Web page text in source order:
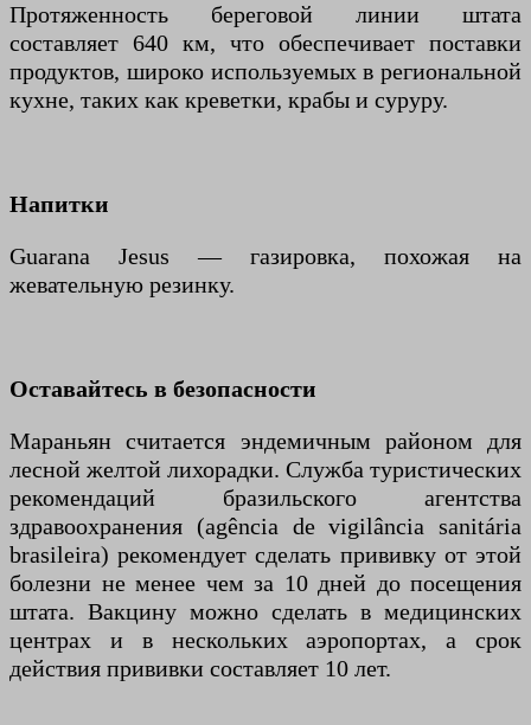
Протяженность береговой линии штата
составляет 640 км, что обеспечивает поставки
продуктов, широко используемых в региональной
кухне, таких как креветки, крабы и суруру.
Напитки
Guarana Jesus — газировка, похожая на
жевательную резинку.
Оставайтесь в безопасности
Мараньян считается эндемичным районом для
лесной желтой лихорадки. Служба туристических
рекомендаций бразильского агентства
здравоохранения (agência de vigilância sanitária
brasileira) рекомендует сделать прививку от этой
болезни не менее чем за 10 дней до посещения
штата. Вакцину можно сделать в медицинских
центрах и в нескольких аэропортах, а срок
действия прививки составляет 10 лет.